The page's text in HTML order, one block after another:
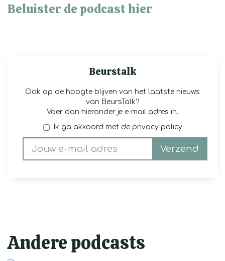
Beluister de podcast hier
Beurstalk
Ook op de hoogte blijven van het laatste nieuws
van BeursTalk?
Voer dan hieronder je e-mail adres in.
Ik ga akkoord met de privacy policy
Verzend
Andere podcasts